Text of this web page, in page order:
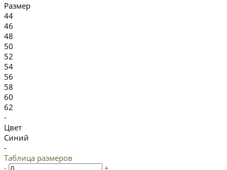
Размер
44
46
48
50
52
54
56
58
60
62
-
Цвет
Синий
-
Таблица размеров